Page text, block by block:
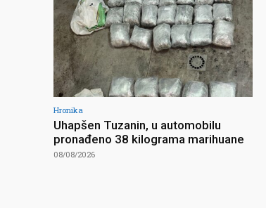
Hronika
Uhapšen Tuzanin, u automobilu
pronađeno 38 kilograma marihuane
08/08/2026